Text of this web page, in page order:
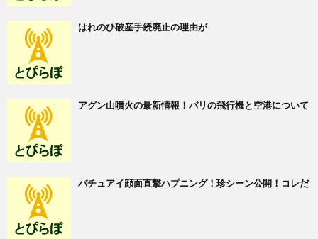
はれのひ破産手続廃止の理由が
アグン山噴火の最新情報！バリの飛行機と空港について
バチュアイ顔面直撃ハプニング！珍シーン公開！コレだ